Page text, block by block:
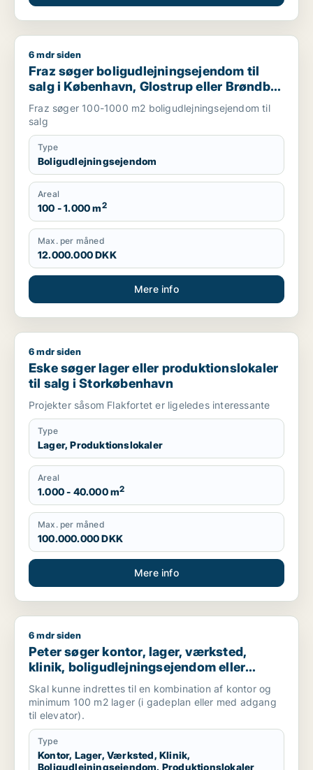
Fraz søger boligudlejningsejendom til salg i København,
6 mdr siden
Fraz søger boligudlejningsejendom til
salg i København, Glostrup eller Brøndby
m.fl.
Fraz søger 100-1000 m2 boligudlejningsejendom til
salg
Type
Boligudlejningsejendom
Areal
100 - 1.000 m2
Max. per måned
12.000.000 DKK
Mere info
Eske søger lager eller produktionslokaler til salg i
6 mdr siden
Eske søger lager eller produktionslokaler
til salg i Storkøbenhavn
Projekter såsom Flakfortet er ligeledes interessante
Type
Lager, Produktionslokaler
Areal
1.000 - 40.000 m2
Max. per måned
100.000.000 DKK
Mere info
Peter søger kontor, lager, værksted, klinik,
6 mdr siden
Peter søger kontor, lager, værksted,
klinik, boligudlejningsejendom eller
produktionslokaler til salg i
Frederiksberg, Østerbro eller Nordhavn
m.fl.
Skal kunne indrettes til en kombination af kontor og
minimum 100 m2 lager (i gadeplan eller med adgang
til elevator).
Type
Kontor, Lager, Værksted, Klinik,
Boligudlejningsejendom, Produktionslokaler